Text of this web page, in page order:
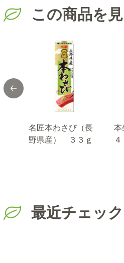
この商品を
名匠本わさび（長
野県産） ３３ｇ
４
最近チェッ